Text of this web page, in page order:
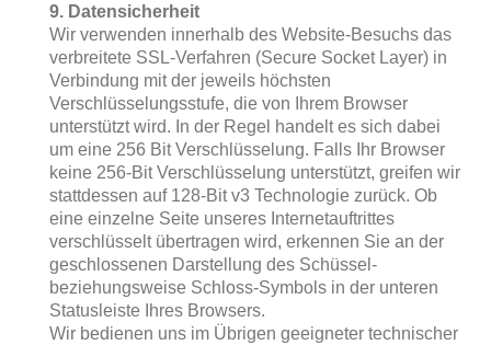
9. Datensicherheit
Wir verwenden innerhalb des Website-Besuchs das
verbreitete SSL-Verfahren (Secure Socket Layer) in
Verbindung mit der jeweils höchsten
Verschlüsselungsstufe, die von Ihrem Browser
unterstützt wird. In der Regel handelt es sich dabei
um eine 256 Bit Verschlüsselung. Falls Ihr Browser
keine 256-Bit Verschlüsselung unterstützt, greifen wir
stattdessen auf 128-Bit v3 Technologie zurück. Ob
eine einzelne Seite unseres Internetauftrittes
verschlüsselt übertragen wird, erkennen Sie an der
geschlossenen Darstellung des Schüssel-
beziehungsweise Schloss-Symbols in der unteren
Statusleiste Ihres Browsers.
Wir bedienen uns im Übrigen geeigneter technischer